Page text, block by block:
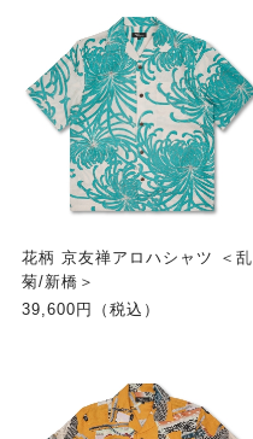
花柄 京友禅アロハシャツ ＜乱
菊/新橋＞
39,600円（税込）